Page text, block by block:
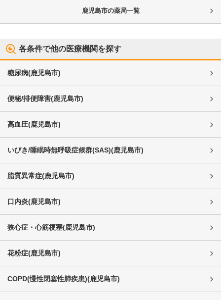
鹿児島市の薬局一覧
各条件で他の医療機関を探す
糖尿病(鹿児島市)
便秘/排便障害(鹿児島市)
高血圧(鹿児島市)
いびき/睡眠時無呼吸症候群(SAS)(鹿児島市)
脂質異常症(鹿児島市)
口内炎(鹿児島市)
狭心症・心筋梗塞(鹿児島市)
花粉症(鹿児島市)
COPD(慢性閉塞性肺疾患)(鹿児島市)